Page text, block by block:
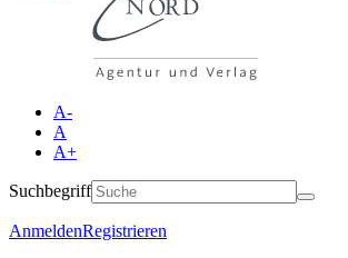
A-
A
A+
Suchbegriff
AnmeldenRegistrieren